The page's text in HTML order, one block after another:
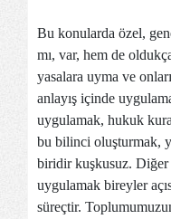
Bu konularda özel,
mı, var, hem de
yasalara uyma ve
anlayış içinde
uygulamak, hukuk
bu bilinci oluşturmak,
biridir kuşkusuz. Diğer
uygulamak bireyler
süreçtir.